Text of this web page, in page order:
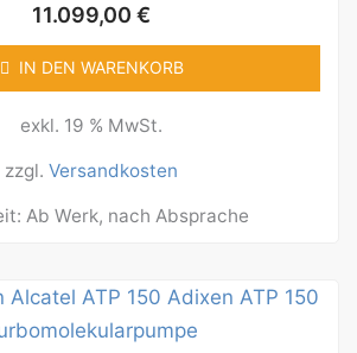
11.099,00 €
IN DEN WARENKORB
exkl. 19 % MwSt.
zzgl. Versandkosten
Ab Werk, nach Absprache